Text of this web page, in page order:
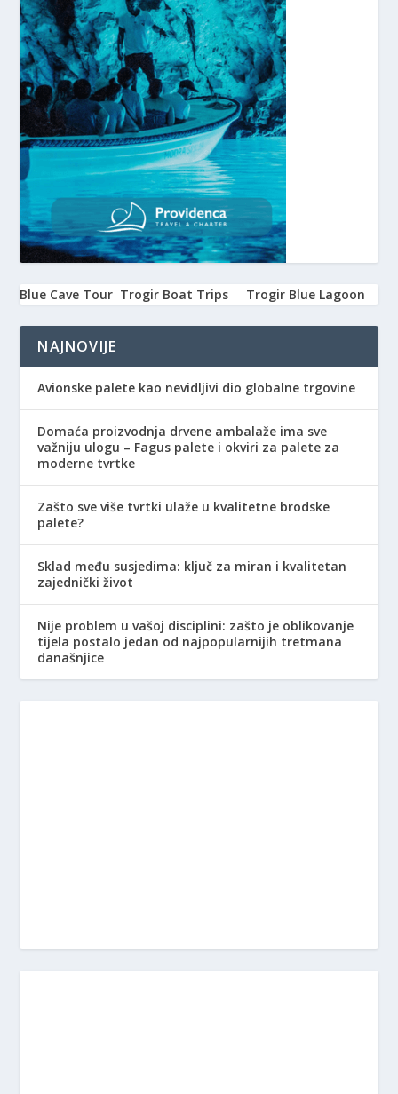
Blue Cave Tour Trogir Boat Trips Trogir Blue Lagoon
NAJNOVIJE
Avionske palete kao nevidljivi dio globalne trgovine
Domaća proizvodnja drvene ambalaže ima sve
važniju ulogu – Fagus palete i okviri za palete za
moderne tvrtke
Zašto sve više tvrtki ulaže u kvalitetne brodske
palete?
Sklad među susjedima: ključ za miran i kvalitetan
zajednički život
Nije problem u vašoj disciplini: zašto je oblikovanje
tijela postalo jedan od najpopularnijih tretmana
današnjice